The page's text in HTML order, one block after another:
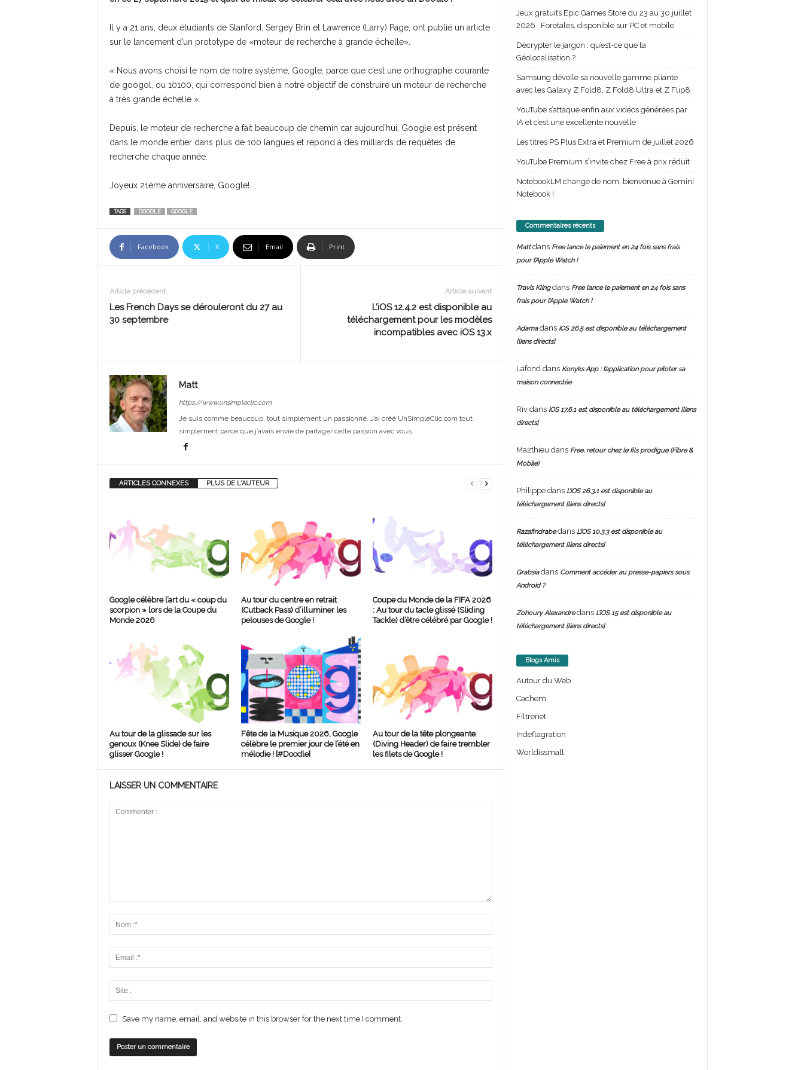
Il y a 21 ans, deux étudiants de Stanford, Sergey Brin et Lawrence (Larry) Page, ont publié un article
sur le lancement d’un prototype de «moteur de recherche à grande échelle».
« Nous avons choisi le nom de notre système, Google, parce que c’est une orthographe courante
de googol, ou 10100, qui correspond bien à notre objectif de construire un moteur de recherche
à très grande échelle ».
Depuis, le moteur de recherche a fait beaucoup de chemin car aujourd’hui, Google est présent
dans le monde entier dans plus de 100 langues et répond à des milliards de requêtes de
recherche chaque année.
Joyeux 21ème anniversaire, Google!
TAGS DOODLE GOOGLE
Facebook X Email Print
Article précédent
Les French Days se dérouleront du 27 au
30 septembre
Article suivant
L’iOS 12.4.2 est disponible au
téléchargement pour les modèles
incompatibles avec iOS 13.x
Matt
https://www.unsimpleclic.com
Je suis comme beaucoup, tout simplement un passionné. J’ai créé UnSimpleClic.com tout
simplement parce que j’avais envie de partager cette passion avec vous.
ARTICLES CONNEXES PLUS DE L'AUTEUR
Google célèbre l’art du « coup du
scorpion » lors de la Coupe du
Monde 2026
Au tour du centre en retrait
(Cutback Pass) d’illuminer les
pelouses de Google !
Coupe du Monde de la FIFA 2026
: Au tour du tacle glissé (Sliding
Tackle) d’être célébré par Google !
Au tour de la glissade sur les
genoux (Knee Slide) de faire
glisser Google !
Fête de la Musique 2026, Google
célèbre le premier jour de l’été en
mélodie ! [#Doodle]
Au tour de la tête plongeante
(Diving Header) de faire trembler
les filets de Google !
LAISSER UN COMMENTAIRE
Save my name, email, and website in this browser for the next time I comment.
Jeux gratuits Epic Games Store du 23 au 30 juillet
2026 : Foretales, disponible sur PC et mobile
Décrypter le jargon : qu’est-ce que la
Géolocalisation ?
Samsung dévoile sa nouvelle gamme pliante
avec les Galaxy Z Fold8, Z Fold8 Ultra et Z Flip8
YouTube s’attaque enfin aux vidéos générées par
IA et c’est une excellente nouvelle
Les titres PS Plus Extra et Premium de juillet 2026
YouTube Premium s’invite chez Free à prix réduit
NotebookLM change de nom, bienvenue à Gemini
Notebook !
Commentaires récents
Mattdans Free lance le paiement en 24 fois sans frais
pour l’Apple Watch !
Travis Klingdans Free lance le paiement en 24 fois sans
frais pour l’Apple Watch !
Adamadans iOS 26.5 est disponible au téléchargement
[liens directs]
Lafond dans Konyks App : l’application pour piloter sa
maison connectée
Rivdans iOS 17.6.1 est disponible au téléchargement [liens
directs]
Ma2thieu dans Free, retour chez le fils prodigue (Fibre &
Mobile)
Philippedans L’iOS 26.3.1 est disponible au
téléchargement [liens directs]
Razafindrabedans L’iOS 10.3.3 est disponible au
téléchargement [liens directs]
Grabsiadans Comment accéder au presse-papiers sous
Android ?
Zohoury Alexandredans L’iOS 15 est disponible au
téléchargement [liens directs]
Blogs Amis
Autour du Web
Cachem
Filtrenet
Indeflagration
Worldissmall